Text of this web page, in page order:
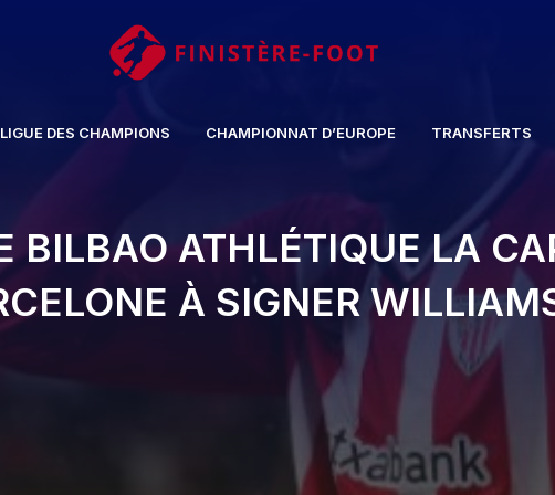
LIGUE DES CHAMPIONS CHAMPIONNAT D’EUROPE TRANSFERTS
BILBAO ATHLÉTIQUE LA
À SIGNER